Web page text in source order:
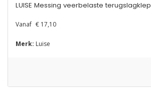
LUISE Messing veerbelaste terugslagklep
Vanaf € 17,10
Merk: Luise